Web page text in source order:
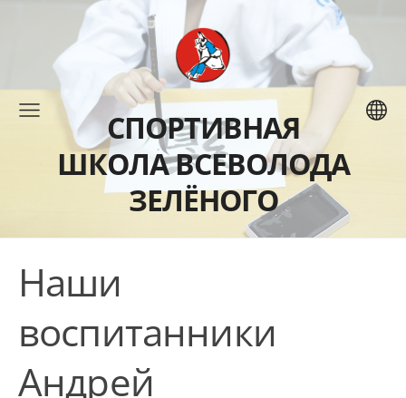
СПОРТИВНАЯ
ШКОЛА ВСЕВОЛОДА
ЗЕЛЁНОГО
Наши
воспитанники
Андрей